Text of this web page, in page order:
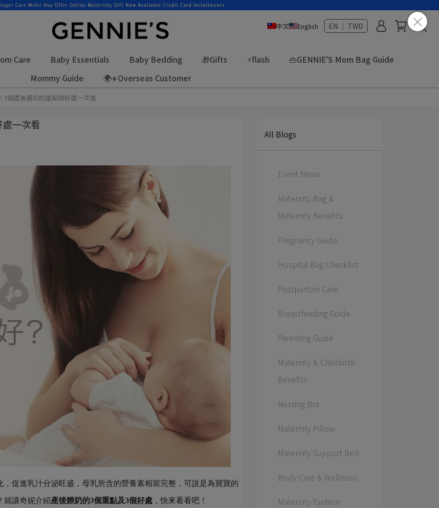
中文 English EN ｜ TWD
Care Baby Essentials Baby Bedding 🎁Gifts ⚡flash
👜GENNIE'S Mom Bag Guide
Mommy Guide
🌍✈️Overseas Customer
3個產後餵奶的重點與好處一次看
一次看
，促進乳汁分泌旺盛，母乳所含的營養素相當完整，可說是為寶寶的
就讓奇妮介紹產後餵奶的3個重點及3個好處 ，快來看看吧！
All Blogs
Event News
Maternity Bag &
Maternity Benefits
Pregnancy Guide
Hospital Bag Checklist
Postpartum Care
Breastfeeding Guide
Parenting Guide
Maternity & Childbirth
Benefits
Nursing Bra
Maternity Pillow
Maternity Support Belt
Body Care & Wellness
Maternity Fashion